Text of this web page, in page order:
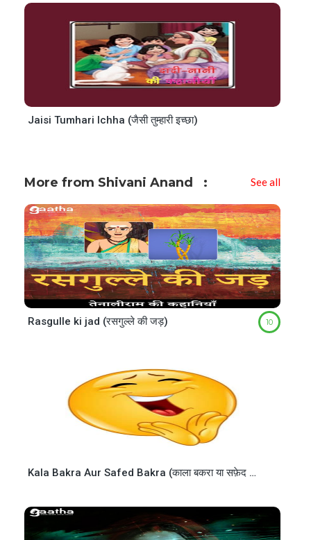
Jaisi Tumhari Ichha (जैसी तुम्हारी इच्छा)
More from Shivani Anand See all
Rasgulle ki jad (रसगुल्ले की जड़) 10
Kala Bakra Aur Safed Bakra (काला बकरा या सफ़ेद बकरा)